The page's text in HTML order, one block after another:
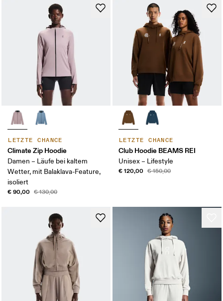
LETZTE CHANCE
Climate Zip Hoodie
Damen – Läufe bei kaltem
Wetter, mit Balaklava-Feature,
isoliert
€ 90,00 € 130,00
LETZTE CHANCE
Club Hoodie BEAMS REI
Unisex – Lifestyle
€ 120,00 € 150,00